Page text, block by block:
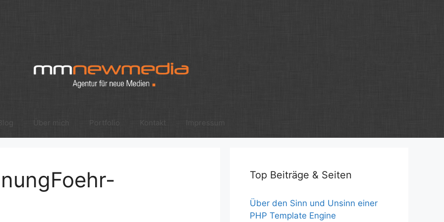
Über mich Portfolio Kontakt Impressum
Top Beiträge & Seiten
Über den Sinn und Unsinn einer
PHP Template Engine